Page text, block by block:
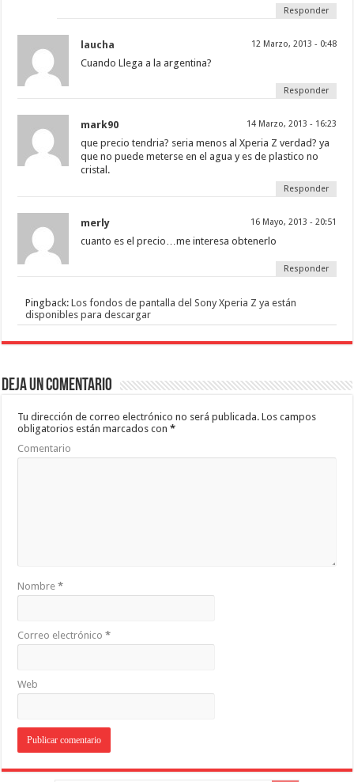
Responder
laucha 12 Marzo, 2013 - 0:48
Cuando Llega a la argentina?
Responder
mark90 14 Marzo, 2013 - 16:23
que precio tendria? seria menos al Xperia Z verdad? ya
que no puede meterse en el agua y es de plastico no
cristal.
Responder
merly 16 Mayo, 2013 - 20:51
cuanto es el precio…me interesa obtenerlo
Responder
Pingback:Los fondos de pantalla del Sony Xperia Z ya están
disponibles para descargar
Deja un comentario
Tu dirección de correo electrónico no será publicada. Los campos
obligatorios están marcados con*
Comentario
Nombre*
Correo electrónico*
Web